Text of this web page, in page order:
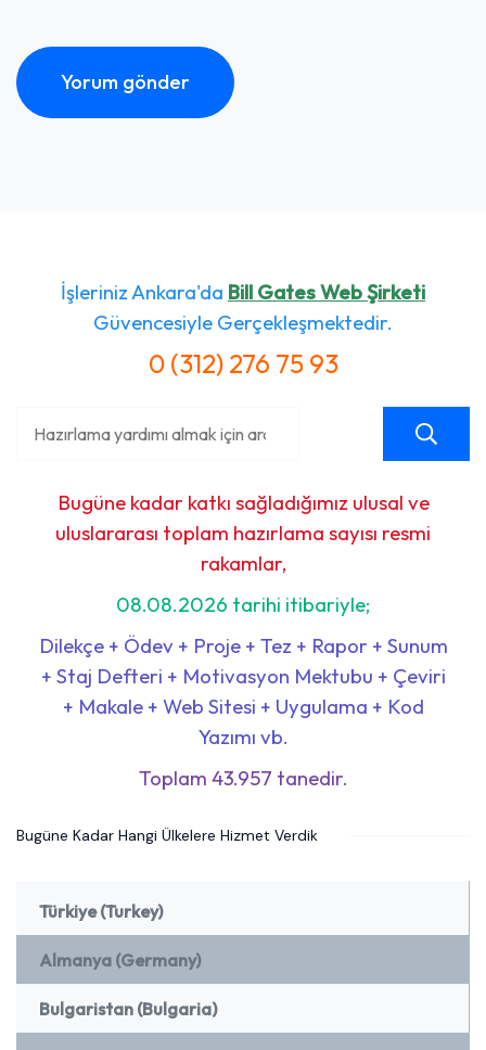
İşleriniz Ankara'da Bill Gates Web Şirketi
Güvencesiyle Gerçekleşmektedir.
0 (312) 276 75 93
Bugüne kadar katkı sağladığımız ulusal ve
uluslararası toplam hazırlama sayısı resmi
rakamlar,
08.08.2026 tarihi itibariyle;
Dilekçe + Ödev + Proje + Tez + Rapor + Sunum
+ Staj Defteri + Motivasyon Mektubu + Çeviri
+ Makale + Web Sitesi + Uygulama + Kod
Yazımı vb.
Toplam 43.957 tanedir.
Bugüne Kadar Hangi Ülkelere Hizmet Verdik
Türkiye (Turkey)
Almanya (Germany)
Bulgaristan (Bulgaria)